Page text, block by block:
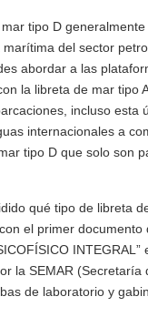
tipo D
marítima del sector
abordar a las
la libreta de mar tipo
incluso esta
internacionales a
tipo D que solo son
qué tipo de libreta
el primer documento
INTEGRAL”
la SEMAR (Secretaría
de laboratorio y